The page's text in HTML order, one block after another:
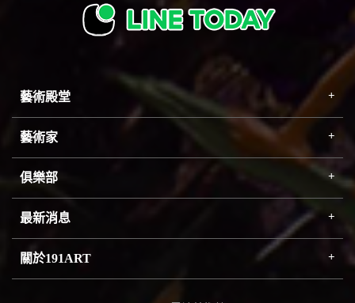
藝術殿堂
藝術家
俱樂部
最新消息
關於191ART